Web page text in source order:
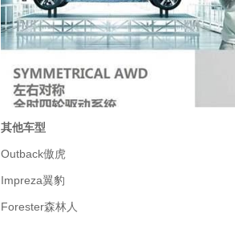
其他车型
Outback傲虎
Impreza翼豹
Forester森林人